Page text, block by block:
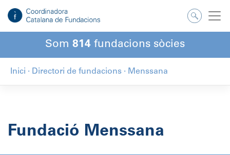
contingut
Som 814 fundacions sòcies
Inici · Directori de fundacions · Menssana
Fundació Menssana